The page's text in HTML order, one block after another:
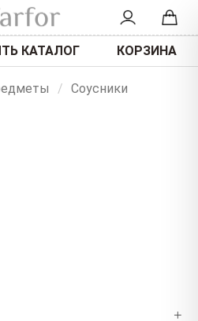
КАТАЛОГ КОРЗИНА
/ Соусники
+